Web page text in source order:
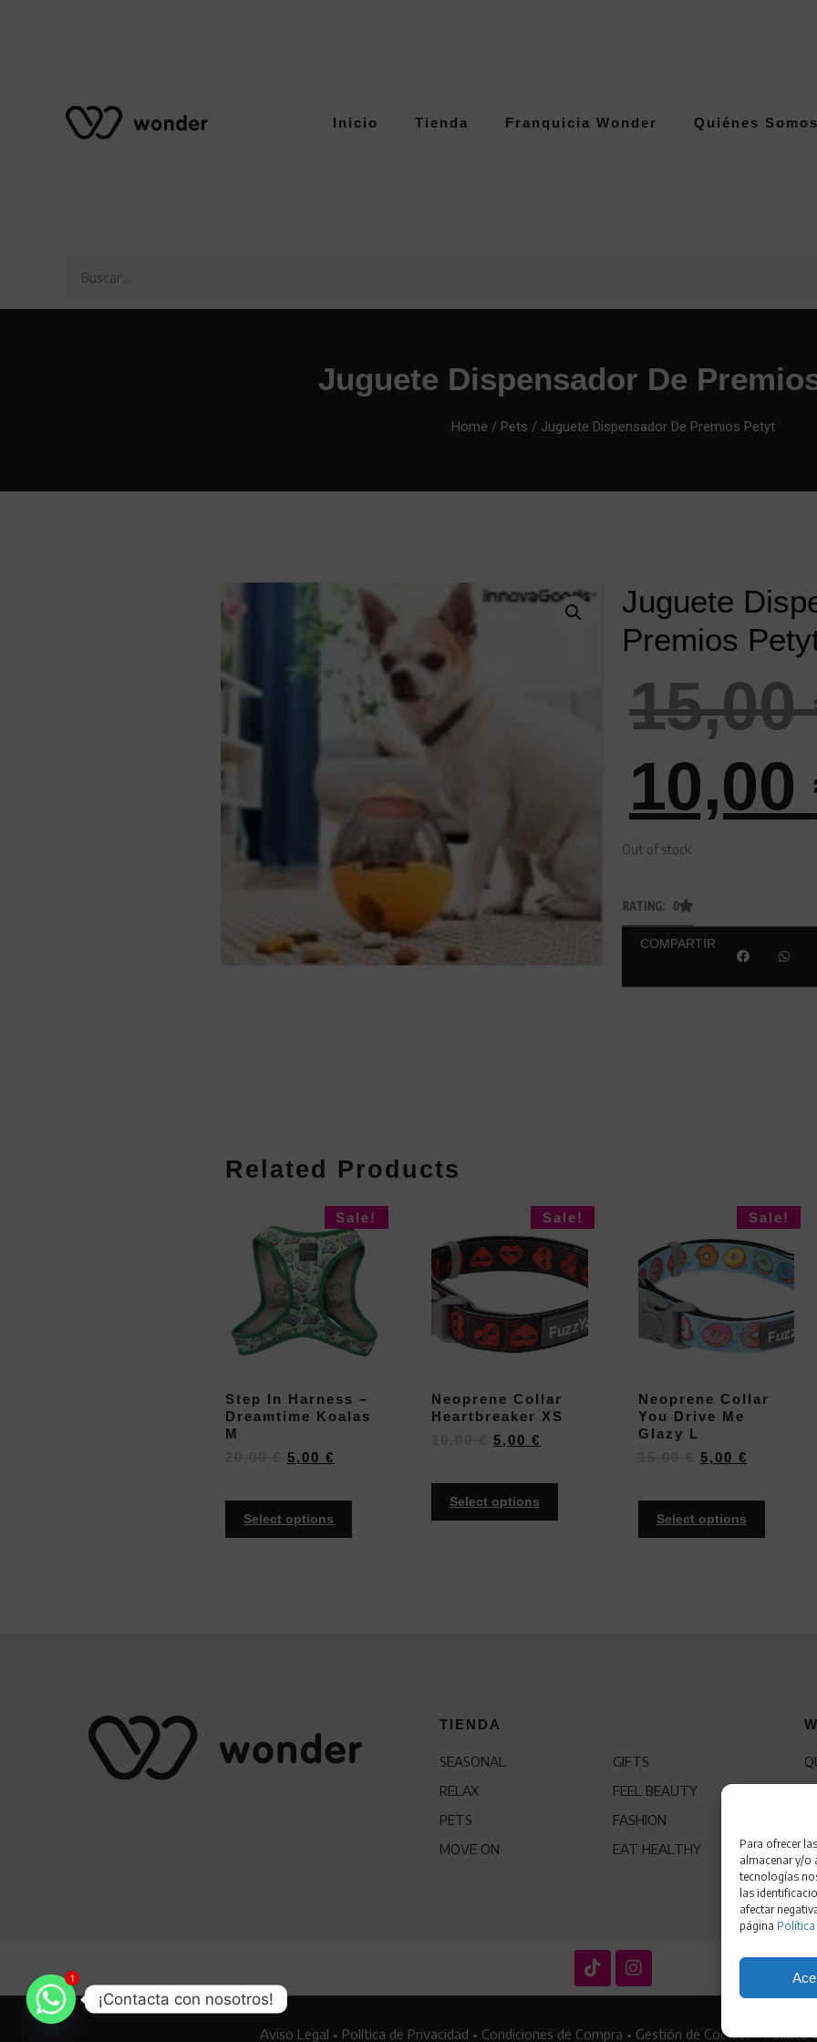
Para ofrecer
almacenar y/o
tecnologías
las
afectar
página Política
Inicio Tienda Franquicia Wonder Quiénes Somos
Juguete Dispensador De
Home / Pets / Juguete Dispensador De Premios Petyt
Juguete
Premios
15,00
10,00
Out of stock
RATING: 0
COMPARTIR
Related Products
Sale!
Step In Harness –
Dreamtime Koalas
M
5,00 €
Select options
Sale!
Neoprene Collar
Heartbreaker XS
5,00€
Select options
Sale!
Neoprene Collar
You Drive Me
Glazy L
5,00 €
Select options
TIENDA
SEASONAL
RELAX
PETS
MOVE ON
GIFTS
FEEL BEAUTY
FASHION
EAT HEALTHY
Aviso Legal • Política de Privacidad • Condiciones de Compra • Gestión de Cookies
1
¡Contacta con nosotros!